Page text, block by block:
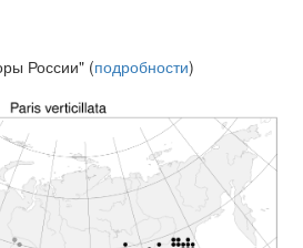
России" (подробности)